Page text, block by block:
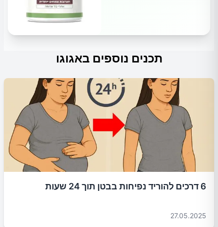
תכנים נוספים באגוגו
6 דרכים להוריד נפיחות בבטן תוך 24 שעות
27.05.2025